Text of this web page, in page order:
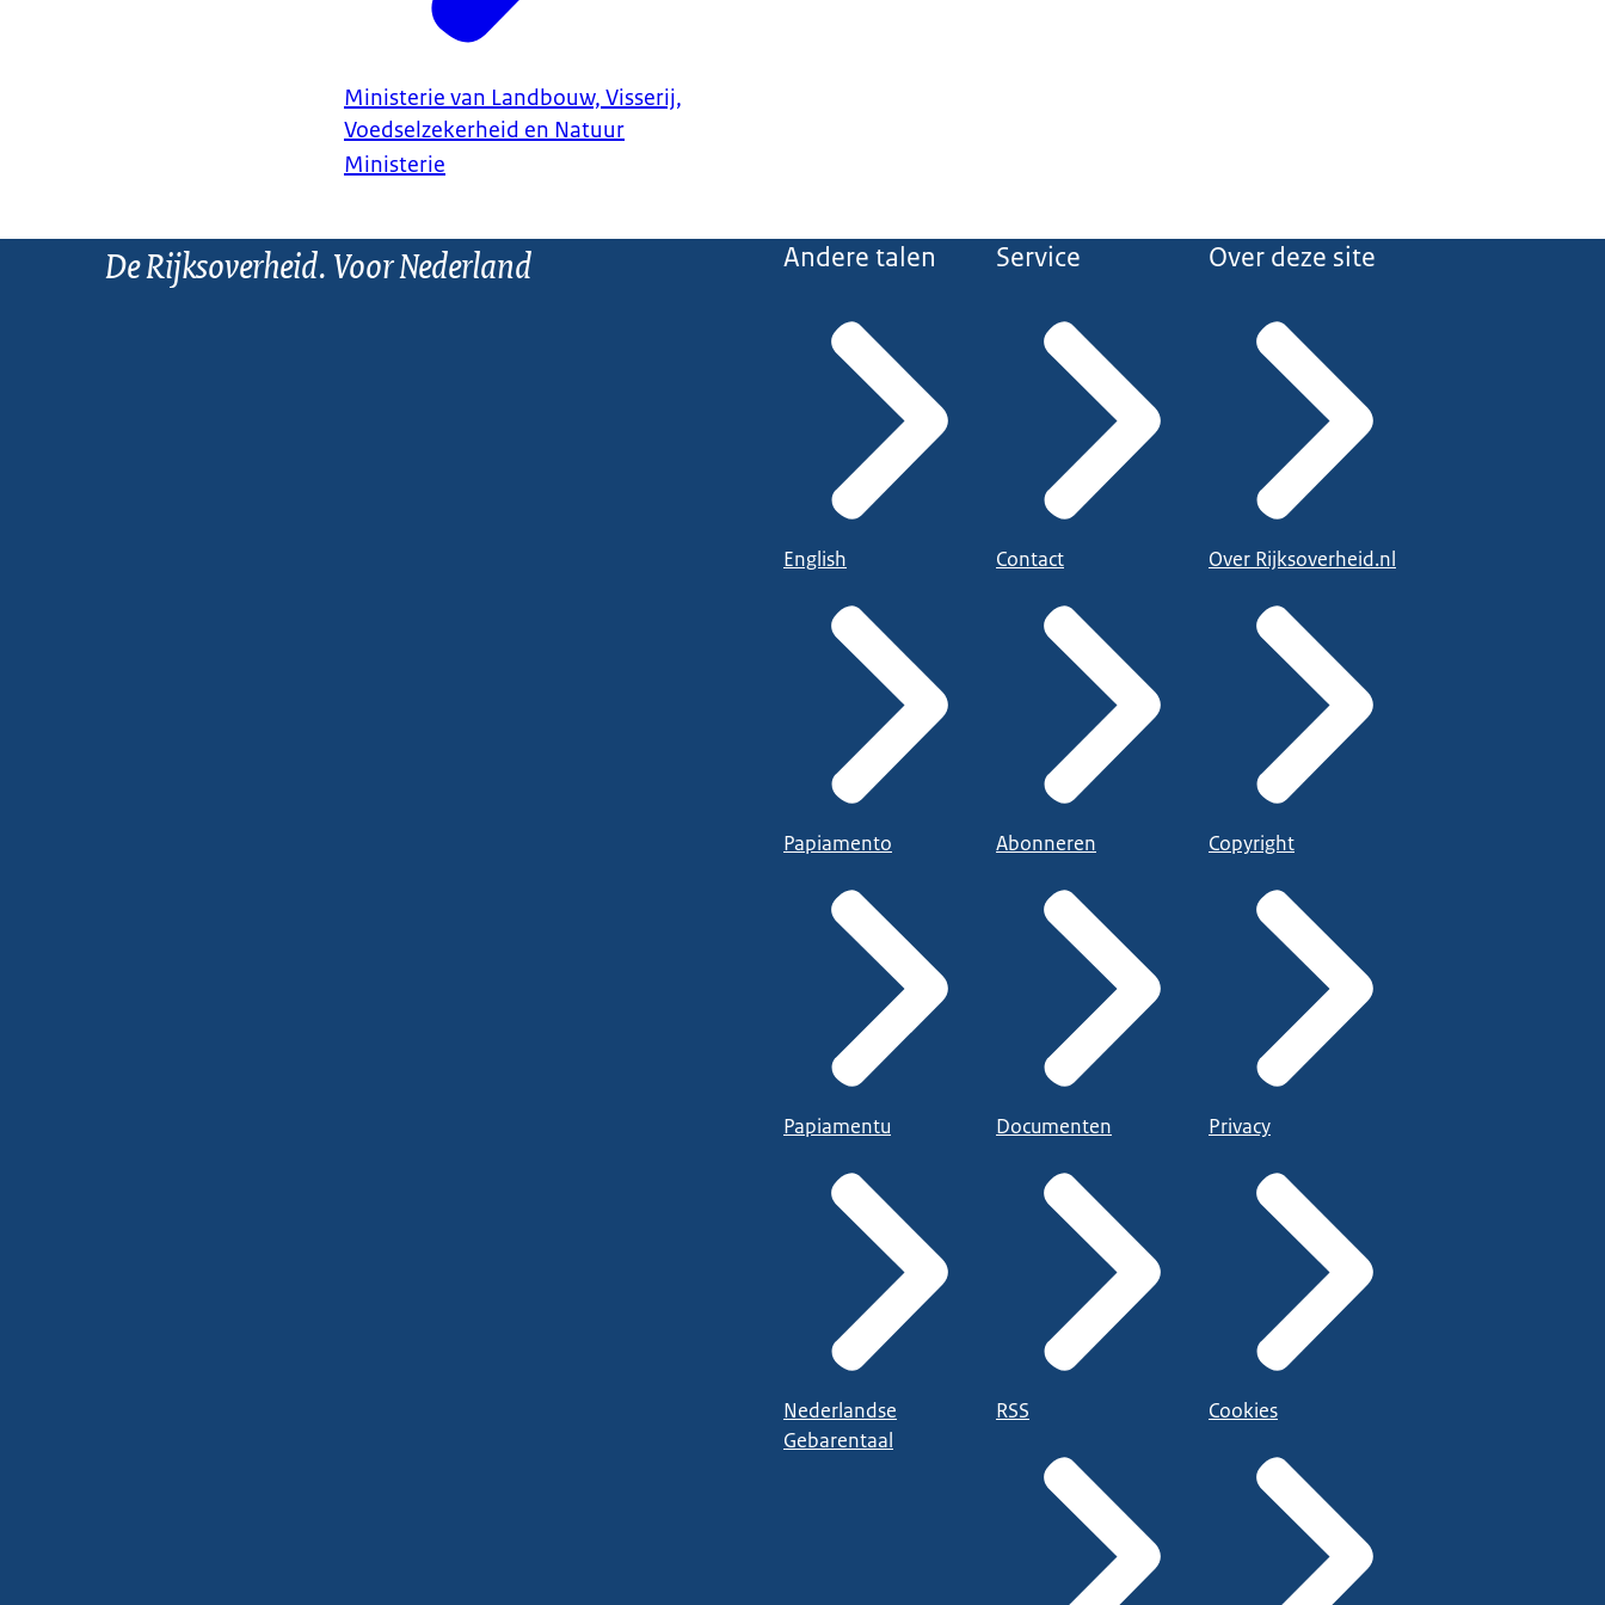
Ministerie van Landbouw, Visserij,
Voedselzekerheid en Natuur
Ministerie
De Rijksoverheid. Voor Nederland Andere talen
English
Papiamento
Papiamentu
Nederlandse
Gebarentaal
Service
Contact
Abonneren
Documenten
RSS
Over deze site
Over Rijksoverheid.nl
Copyright
Privacy
Cookies